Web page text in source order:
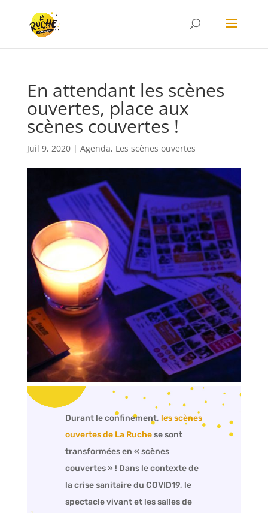
En attendant les scènes
ouvertes, place aux
scènes couvertes !
Juil 9, 2020| Agenda, Les scènes ouvertes
Durant le confinement, les scènes
ouvertes de La Ruchese sont
transformées en « scènes
couvertes » ! Dans le contexte de
la crise sanitaire du COVID19, le
spectacle vivant et les salles de